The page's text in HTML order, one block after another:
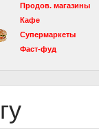
Продов. магазины
Кафе
Супермаркеты
Фаст-фуд